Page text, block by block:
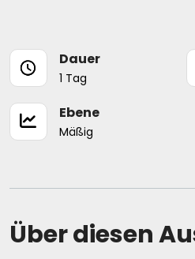
Dauer
1 Tag
Ebene
Mäßig
Über diesen